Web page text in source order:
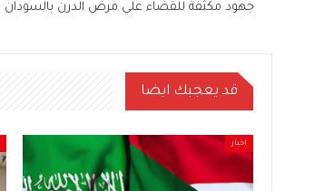
جهود مكثفة للقضاء علي مرض الدرن بالسودان
قد يعجبك ايضا
اخبار